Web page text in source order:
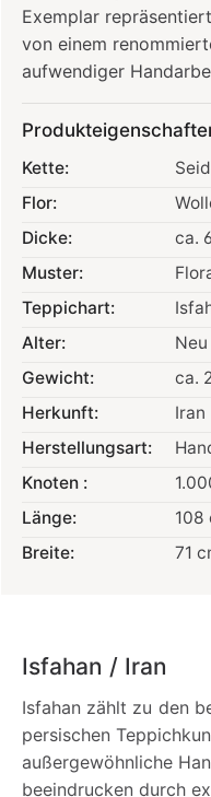
Exemplar
von einem
aufwendiger
Kette:
Flor:
Dicke:
ca.
Muster:
Teppichart:
Alter:
Neu
Gewicht:
ca.
Herkunft:
Iran
Herstellungsart:
Knoten :
Länge:
108
Breite:
71
Isfahan / Iran
Isfahan zählt zu den
persischen
außergewöhnliche
beeindrucken durch